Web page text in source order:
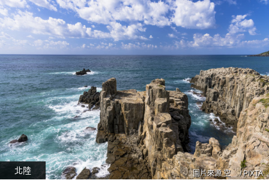
圖片來源 空 / PIXTA
北陸